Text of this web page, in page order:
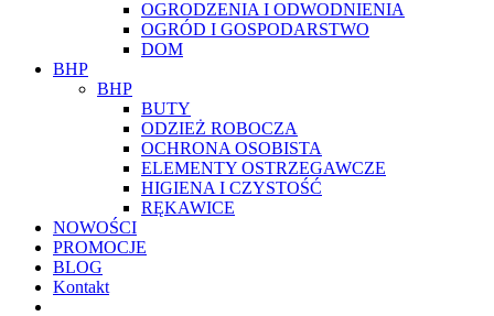
OGRODZENIA I ODWODNIENIA
OGRÓD I GOSPODARSTWO
DOM
BHP
BHP
BUTY
ODZIEŻ ROBOCZA
OCHRONA OSOBISTA
ELEMENTY OSTRZEGAWCZE
HIGIENA I CZYSTOŚĆ
RĘKAWICE
NOWOŚCI
PROMOCJE
BLOG
Kontakt